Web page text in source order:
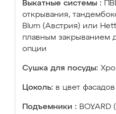
Выкатные системы :
открывания,
Blum (Австрия) или
плавным закрыванием
опции
Сушка для посуды:
Цоколь: в цвет
Подъемники :